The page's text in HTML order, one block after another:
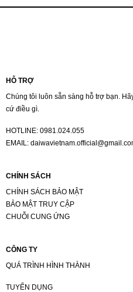
HỖ TRỢ
Chúng tôi luôn sẵn sàng hỗ trợ bạn.
cứ điều gì.
HOTLINE: 0981.024.055
EMAIL:
CHÍNH SÁCH
CHÍNH SÁCH BẢO MẬT
BẢO MẬT TRUY CẬP
CHUỖI CUNG ỨNG
CÔNG TY
QUÁ TRÌNH HÌNH THÀNH
TUYỂN DỤNG